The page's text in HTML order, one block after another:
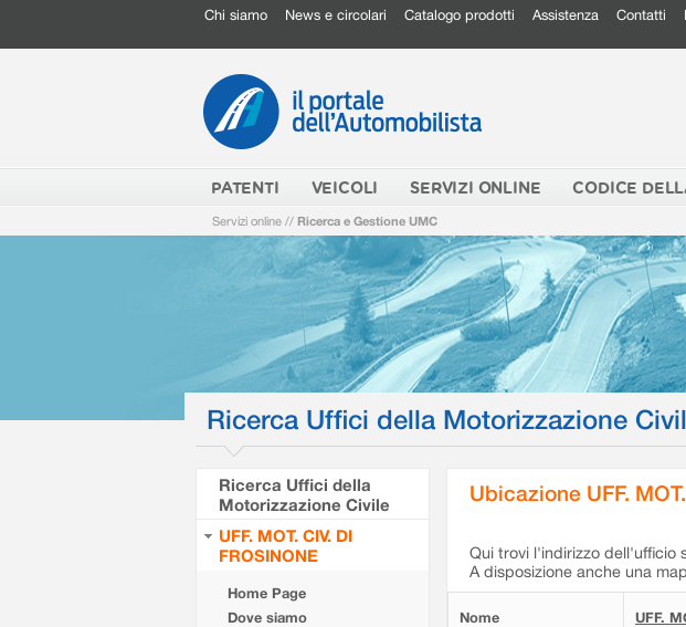
Chi siamo News e circolari Catalogo prodotti Assistenza Contatti
PATENTI VEICOLI SERVIZI ONLINE CODICE
Servizi online // Ricerca e Gestione UMC
Ricerca Uffici della Motorizzazione
Ricerca Uffici della
Motorizzazione Civile
UFF. MOT. CIV. DI
FROSINONE
Home Page
Dove siamo
Ubicazione UFF.
Qui trovi l'indirizzo dell'ufficio
A disposizione anche una
Nome UFF.